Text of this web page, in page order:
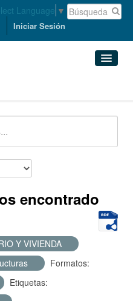
Language ▼
Iniciar Sesión
encontrado
Y VIVIENDA
Formatos:
Etiquetas: